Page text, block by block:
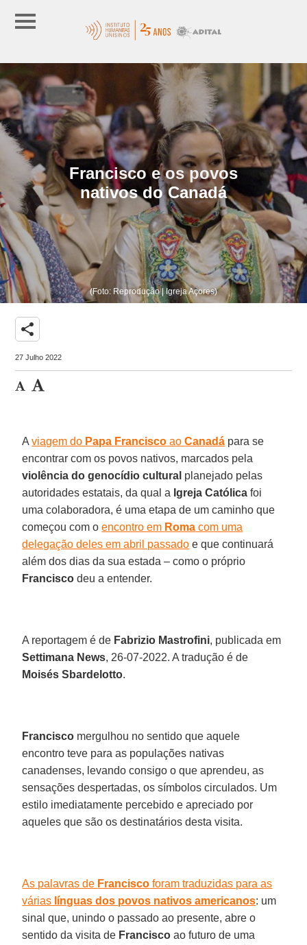
Francisco e os povos
nativos do Canadá
(Foto: Reprodução | Igreja Açores)
share
27 Julho 2022
Aviagem do Papa Francisco aoCanadá para se
encontrar com os povos nativos, marcados pela
violência do genocídio cultural planejado pelas
autoridades estatais, da qual a Igreja Católica foi
uma colaboradora, é uma etapa de um caminho que
começou com oencontro em Roma com uma
delegação deles em abril passado e que continuará
além dos dias da sua estada – como o próprio
Francisco deu a entender.
A reportagem é de Fabrizio Mastrofini, publicada em
Settimana News, 26-07-2022. A tradução é de
Moisés Sbardelotto.
Francisco mergulhou no sentido que aquele
encontro teve para as populações nativas
canadenses, levando consigo o que aprendeu, as
sensações despertadas, os símbolos circulados. Um
estilo imediatamente percebido e apreciado por
aqueles que são os destinatários desta visita.
As palavras de Francisco foram traduzidas para as
várias línguas dos povos nativos americanos: um
sinal que, unindo o passado ao presente, abre o
sentido da visita de Francisco ao futuro de uma